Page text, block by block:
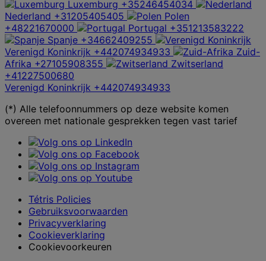
Luxemburg +35246454034
Nederland +31205405405
Polen
+48221670000
Portugal +351213583222
Spanje +34662409255
Verenigd Koninkrijk +442074934933
Zuid-
Afrika +27105908355
Zwitserland
+41227500680
Verenigd Koninkrijk +442074934933
(*) Alle telefoonnummers op deze website komen
overeen met nationale gesprekken tegen vast tarief
Tétris Policies
Gebruiksvoorwaarden
Privacyverklaring
Cookieverklaring
Cookievoorkeuren